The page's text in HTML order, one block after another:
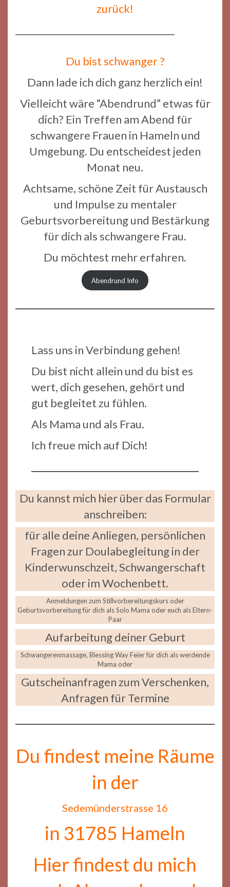
zurück!
Du bist schwanger ?
Dann lade ich dich ganz herzlich ein!
Vielleicht wäre “Abendrund” etwas für
dich? Ein Treffen am Abend für
schwangere Frauen in Hameln und
Umgebung. Du entscheidest jeden
Monat neu.
Achtsame, schöne Zeit für Austausch
und Impulse zu mentaler
Geburtsvorbereitung und Bestärkung
für dich als schwangere Frau.
Du möchtest mehr erfahren.
Abendrund Info
Lass uns in Verbindung gehen!
Du bist nicht allein und du bist es
wert, dich gesehen, gehört und
gut begleitet zu fühlen.
Als Mama und als Frau.
Ich freue mich auf Dich!
Du kannst mich hier über das Formular
anschreiben:
für alle deine Anliegen, persönlichen
Fragen zur Doulabegleitung in der
Kinderwunschzeit, Schwangerschaft
oder im Wochenbett.
Anmeldungen zum Stillvorbereitungskurs oder
Geburtsvorbereitung für dich als Solo Mama oder euch als Eltern-
Paar
Aufarbeitung deiner Geburt
Schwangerenmassage, Blessing Way Feier für dich als werdende
Mama oder
Gutscheinanfragen zum Verschenken,
Anfragen für Termine
Du findest meine Räume
in der
Sedemünderstrasse 16
in 31785 Hameln
Hier findest du mich